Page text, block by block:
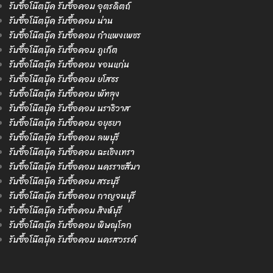
รับซื้อโน๊ตบุ๊ค รับซื้อคอม อุตรดิตถ์
รับซื้อโน๊ตบุ๊ค รับซื้อคอม น่าน
รับซื้อโน๊ตบุ๊ค รับซื้อคอม กำแพงเพชร
รับซื้อโน๊ตบุ๊ค รับซื้อคอม ภูเก็ต
รับซื้อโน๊ตบุ๊ค รับซื้อคอม ขอนแก่น
รับซื้อโน๊ตบุ๊ค รับซื้อคอม ยโสธร
รับซื้อโน๊ตบุ๊ค รับซื้อคอม พัทลุง
รับซื้อโน๊ตบุ๊ค รับซื้อคอม นราธิวาส
รับซื้อโน๊ตบุ๊ค รับซื้อคอม อยุธยา
รับซื้อโน๊ตบุ๊ค รับซื้อคอม ลพบุรี
รับซื้อโน๊ตบุ๊ค รับซื้อคอม ฉะเชิงเทรา
รับซื้อโน๊ตบุ๊ค รับซื้อคอม นครราชสีมา
รับซื้อโน๊ตบุ๊ค รับซื้อคอม สระบุรี
รับซื้อโน๊ตบุ๊ค รับซื้อคอม กาญจนบุรี
รับซื้อโน๊ตบุ๊ค รับซื้อคอม สิงห์บุรี
รับซื้อโน๊ตบุ๊ค รับซื้อคอม พิษณุโลก
รับซื้อโน๊ตบุ๊ค รับซื้อคอม นครสวรรค์